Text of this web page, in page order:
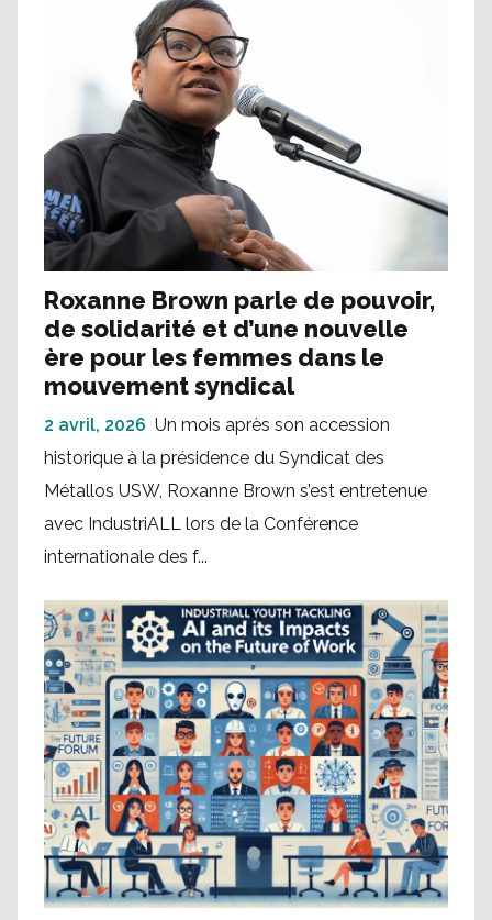
Roxanne Brown parle de pouvoir,
de solidarité et d’une nouvelle
ère pour les femmes dans le
mouvement syndical
2 avril, 2026 Un mois après son accession
historique à la présidence du Syndicat des
Métallos USW, Roxanne Brown s’est entretenue
avec IndustriALL lors de la Conférence
internationale des f...